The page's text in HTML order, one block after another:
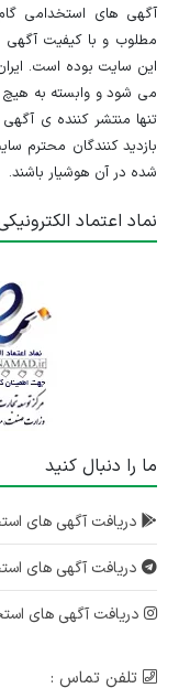
آگهی های استخدامی
مطلوب و با کیفیت آگهی
این سایت بوده است.
می شود و وابسته به هیچ
تنها منتشر کننده ی
بازدید کنندگان
شده در آن هوشیار باشند.
نماد اعتماد
ما را دنبال کنید
دریافت آگهی های
دریافت آگهی های
دریافت آگهی های
تلفن تماس :